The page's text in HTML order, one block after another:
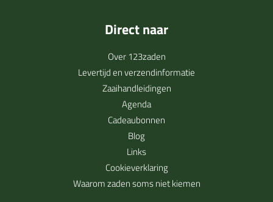
Direct naar
Over 123zaden
Levertijd en verzendinformatie
Zaaihandleidingen
Agenda
Cadeaubonnen
Blog
Links
Cookieverklaring
Waarom zaden soms niet kiemen